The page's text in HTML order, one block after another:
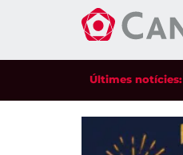
Últimes notícies: